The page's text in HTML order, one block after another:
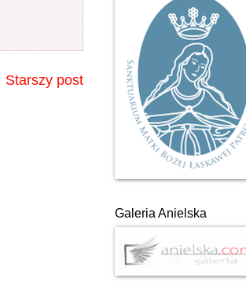
Starszy post
Galeria Anielska